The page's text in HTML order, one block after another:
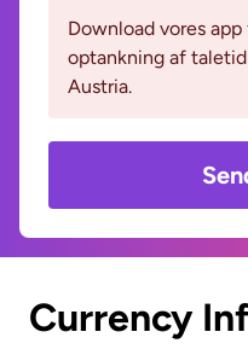
Download vores
optankning af
Austria.
Currency